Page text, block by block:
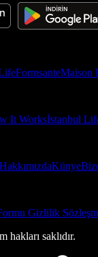
FormsanteMaison
It Worksİstanbul
HakkımızdaKünye
Gizlilik
hakları saklıdır.